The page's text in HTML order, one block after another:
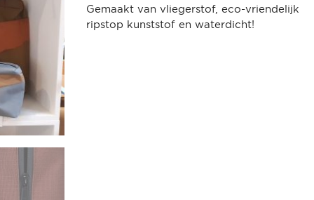
Gemaakt van vliegerstof, eco-vriendelijk
ripstop kunststof en waterdicht!